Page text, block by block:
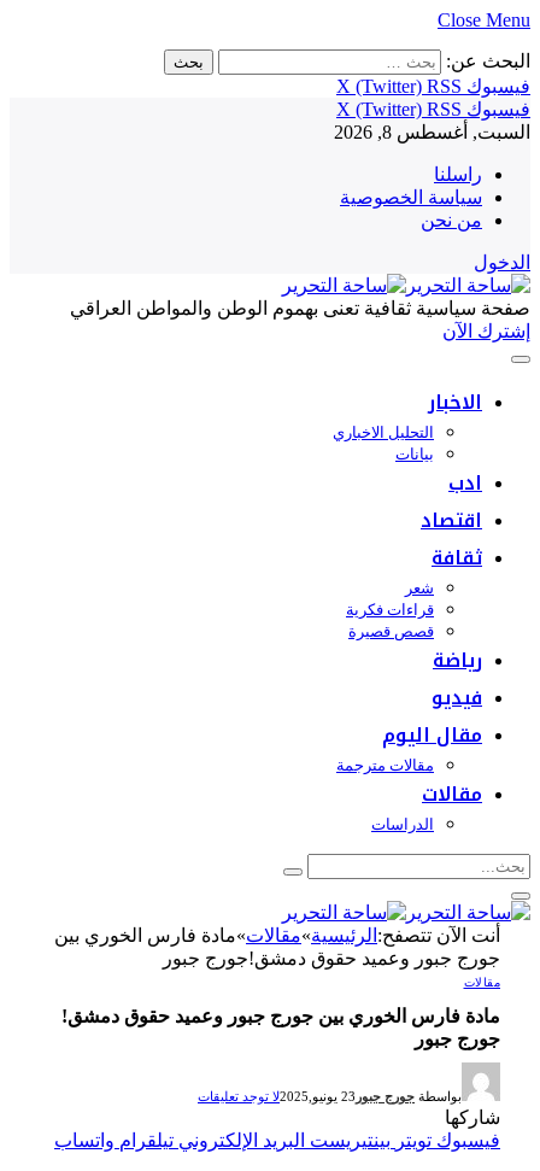
Close Menu
البحث عن:
فيسبوك
X (Twitter) RSS
فيسبوك
X (Twitter) RSS
السبت, أغسطس 8, 2026
راسلنا
سياسة الخصوصية
من نحن
الدخول
صفحة سياسية ثقافية تعنى بهموم الوطن والمواطن العراقي
إشترك الآن
الاخبار
التحليل الاخباري
بيانات
ادب
اقتصاد
ثقافة
شعر
قراءات فكرية
قصص قصيرة
رياضة
فيديو
مقال اليوم
مقالات مترجمة
مقالات
الدراسات
أنت الآن تتصفح:الرئيسية»مقالات»مادة فارس الخوري بين
جورج جبور وعميد حقوق دمشق!جورج جبور
مقالات
مادة فارس الخوري بين جورج جبور وعميد حقوق دمشق!
جورج جبور
بواسطة جورج جبور23 يونيو,2025 لا توجد تعليقات
شاركها
فيسبوك تويتر بينتيريست البريد الإلكتروني تيلقرام واتساب